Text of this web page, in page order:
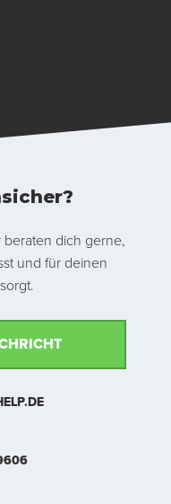
beraten dich gerne,
und für deinen